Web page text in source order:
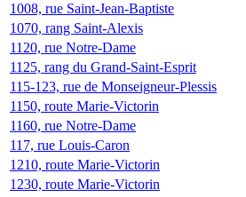
1008, rue Saint-Jean-Baptiste
1070, rang Saint-Alexis
1120, rue Notre-Dame
1125, rang du Grand-Saint-Esprit
115-123, rue de Monseigneur-Plessis
1150, route Marie-Victorin
1160, rue Notre-Dame
117, rue Louis-Caron
1210, route Marie-Victorin
1230, route Marie-Victorin